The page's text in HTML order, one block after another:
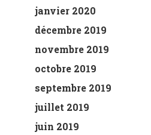
janvier 2020
décembre 2019
novembre 2019
octobre 2019
septembre 2019
juillet 2019
juin 2019